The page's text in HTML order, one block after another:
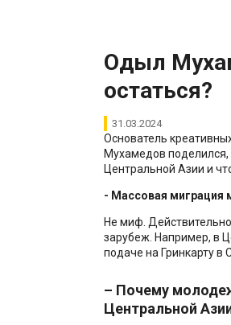
Одыл
остаться?
31.03.2024
Основатель
Мухамедов
Центральной Азии и
- Массовая миграция
Не миф.
зарубеж. Например, в
подаче на Гринкарту в
– Почему
Центральной